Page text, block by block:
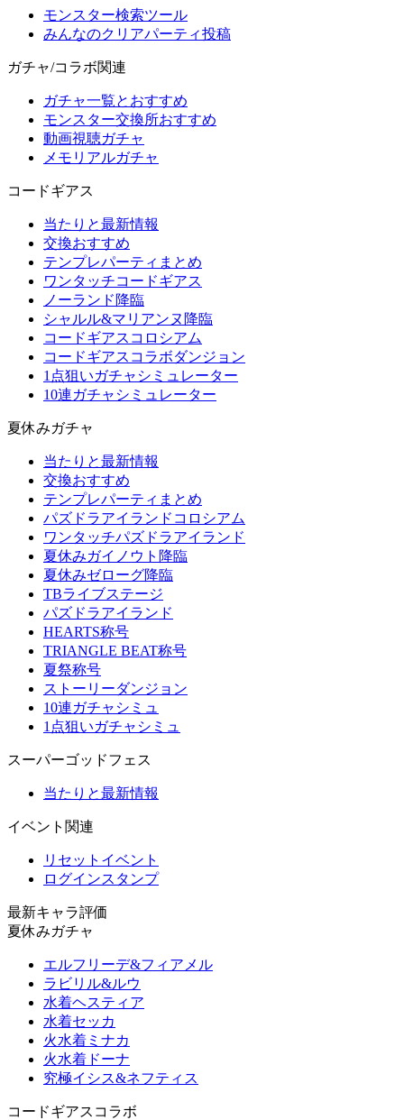
モンスター検索ツール
みんなのクリアパーティ投稿
ガチャ/コラボ関連
ガチャ一覧とおすすめ
モンスター交換所おすすめ
動画視聴ガチャ
メモリアルガチャ
コードギアス
当たりと最新情報
交換おすすめ
テンプレパーティまとめ
ワンタッチコードギアス
ノーランド降臨
シャルル&マリアンヌ降臨
コードギアスコロシアム
コードギアスコラボダンジョン
1点狙いガチャシミュレーター
10連ガチャシミュレーター
夏休みガチャ
当たりと最新情報
交換おすすめ
テンプレパーティまとめ
パズドラアイランドコロシアム
ワンタッチパズドラアイランド
夏休みガイノウト降臨
夏休みゼローグ降臨
TBライブステージ
パズドラアイランド
HEARTS称号
TRIANGLE BEAT称号
夏祭称号
ストーリーダンジョン
10連ガチャシミュ
1点狙いガチャシミュ
スーパーゴッドフェス
当たりと最新情報
イベント関連
リセットイベント
ログインスタンプ
最新キャラ評価
夏休みガチャ
エルフリーデ&フィアメル
ラビリル&ルウ
水着ヘスティア
水着セッカ
火水着ミナカ
火水着ドーナ
究極イシス&ネフティス
コードギアスコラボ